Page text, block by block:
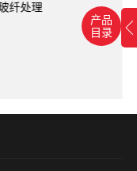
产品
目录
纤处理